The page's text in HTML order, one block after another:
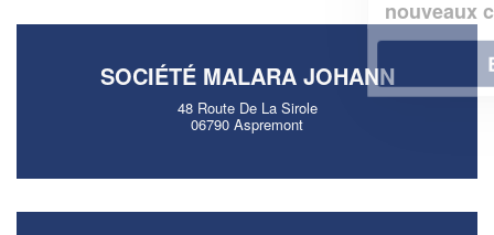
SOCIÉTÉ MALARA JOHANN
48 Route De La Sirole
06790 Aspremont
En savoir plus